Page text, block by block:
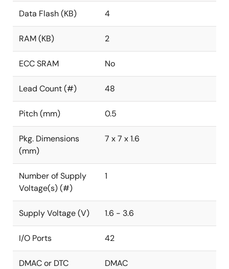
Data Flash (KB) 4
RAM (KB) 2
ECC SRAM No
Lead Count (#) 48
Pitch (mm) 0.5
Pkg. Dimensions
(mm)
7 x 7 x 1.6
Number of Supply
Voltage(s) (#)
1
Supply Voltage (V) 1.6 - 3.6
I/O Ports 42
DMAC or DTC DMAC